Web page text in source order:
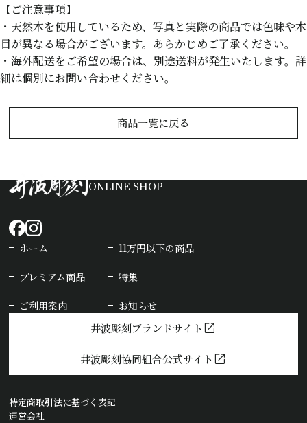
【ご注意事項】
・天然木を使用しているため、写真と実際の商品では色味や木
目が異なる場合がございます。あらかじめご了承ください。
・海外配送をご希望の場合は、別途送料が発生いたします。詳
細は個別にお問い合わせください。
商品一覧に戻る
ONLINE SHOP
ホーム 11万円以下の商品
プレミアム商品 特集
ご利用案内 お知らせ
井波彫刻ブランドサイト open_in_new
井波彫刻協同組合公式サイト open_in_new
特定商取引法に基づく表記
運営会社